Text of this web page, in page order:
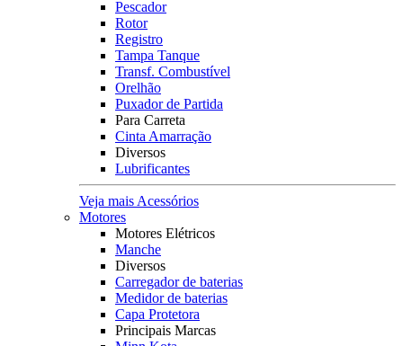
Pescador
Rotor
Registro
Tampa Tanque
Transf. Combustível
Orelhão
Puxador de Partida
Para Carreta
Cinta Amarração
Diversos
Lubrificantes
Veja mais Acessórios
Motores
Motores Elétricos
Manche
Diversos
Carregador de baterias
Medidor de baterias
Capa Protetora
Principais Marcas